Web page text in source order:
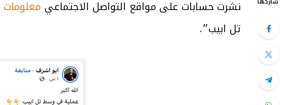
نشرت حسابات على مواقع التواصل الاجتماعي معلومات
تل ابيب״.